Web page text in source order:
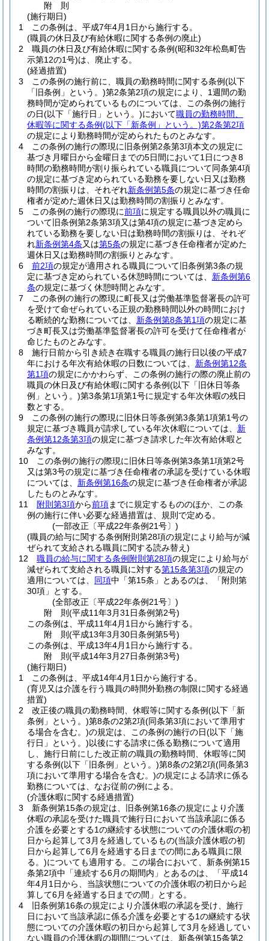
附 則
(施行期日)
1
この条例は、平成7年4月1日から施行する。
(職員の休日及び有給休暇に関する条例の廃止)
2
職員の休日及び有給休暇に関する条例(昭和32年松島町告
示第12の1号)は、廃止する。
(経過措置)
3
この条例の施行前に、職員の勤務時間に関する条例(以下
「旧条例」という。)第2条第2項の規定により、1週間の勤
務時間が定められているものについては、この条例の施行
の日(以下「施行日」という。)において職員の勤務時間、
休暇等に関する条例(以下「新条例」という。)第2条第2項
の規定により勤務時間が定められたものとみなす。
4
この条例の施行の際現に旧条例第2条第3項本文の規定に
基づき月曜日から金曜日までの5日間において1日につき8
時間の勤務時間が割り振られている職員について同条第4項
の規定に基づき定められている勤務を要しない日又は勤務
時間の割振りは、それぞれ新条例第5条の規定に基づき任命
権者が定めた週休日又は勤務時間の割振りとみなす。
5
この条例の施行の際現に前項に規定する職員以外の職員に
ついて旧条例第2条第3項又は第4項の規定に基づき定めら
れている勤務を要しない日は勤務時間の割振りは、それぞ
れ新条例第4条又は第5条の規定に基づき任命権者が定めた
週休日又は勤務時間の割振りとみなす。
6
前2項の規定が適用される職員について旧条例第3条の規
定に基づき定められている休憩時間については、 新条例第6
条の規定に基づく休憩時間とみなす。
7
この条例の施行の際現に町長又は労働基準監督署長の許可
を受けて命ぜられている正規の勤務時間以外の時間におけ
る断続的な勤務については、 新条例第8条第1項の規定に基
づき町長又は労働基準監督署長の許可を受けて任命権者が
命じたものとみなす。
8
施行日前から引き続き在職する職員の施行日以後の平成7
年における年次有給休暇の日数については、 新条例第12条
第1項の規定にかかわらず、この条例の施行の際の廃止前の
職員の休日及び有給休暇に関する条例(以下「旧休日等条
例」という。)第3条第1項第1号に規定する年次休暇の残日
数とする。
9
この条例の施行の際現に旧休日等条例第3条第1項第1号の
規定に基づき職員が請求している年次休暇については、 新
条例第12条第3項の規定に基づき請求した年次有給休暇と
みなす。
10
この条例の施行の際現に旧休日等条例第3条第1項第2号
又は第3号の規定に基づき任命権者の承認を受けている休暇
については、 新条例第16条の規定に基づき任命権者が承認
したものとみなす。
11
附則第3項から前項までに規定するもののほか、この条
例の施行に伴い必要な経過措置は、規則で定める。
(一部改正〔平成22年条例21号〕)
(職員の給与に関する条例附則第28項の規定により給与が減
ぜられて支給される職員に関する読み替え)
12
職員の給与に関する条例附則第28項の規定により給与が
減ぜられて支給される職員に対する第15条第3項の規定の
適用については、 同項中「第15条」とあるのは、「附則第
30項」とする。
(全部改正〔平成22年条例21号〕)
附 則(平成11年3月31日条例第2号)
この条例は、平成11年4月1日から施行する。
附 則(平成13年3月30日条例第5号)
この条例は、平成13年4月1日から施行する。
附 則(平成14年3月27日条例第3号)
(施行期日)
1
この条例は、平成14年4月1日から施行する。
(育児又は介護を行う職員の時間外勤務の制限に関する経過
措置)
2
改正後の職員の勤務時間、休暇等に関する条例(以下「新
条例」という。)第8条の2第2項(同条第3項において準用す
る場合を含む。)の規定は、この条例の施行の日(以下「施
行日」という。)以後にする請求に係る勤務について適用
し、施行日前にした改正前の職員の勤務時間、休暇等に関
する条例(以下「旧条例」という。)第8条の2第2項(同条第3
項において準用する場合を含む。)の規定による請求に係る
勤務については、なお従前の例による。
(介護休暇に関する経過措置)
3
新条例第15条の規定は、旧条例第16条の規定により介護
休暇の承認を受けた職員で施行日において当該承認に係る
介護を必要とする1の継続する状態についての介護休暇の初
日から起算して3月を経過しているもの(当該介護休暇の初
日から起算して6月を経過する日までの間にある職員に限
る。)についても適用する。
この場合において、新条例第15
条第2項中「連続する6月の期間内」とあるのは、「平成14
年4月1日から、当該状態についての介護休暇の初日から起
算して6月を経過する日までの間」とする。
4
旧条例第16条の規定により介護休暇の承認を受け、施行
日において当該承認に係る介護を必要とする1の継続する状
態についての介護休暇の初日から起算して3月を経過してい
ない職員の介護休暇の期間については、新条例第15条第2